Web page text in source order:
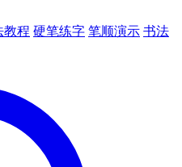
教程 硬笔练字 笔顺演示 书法